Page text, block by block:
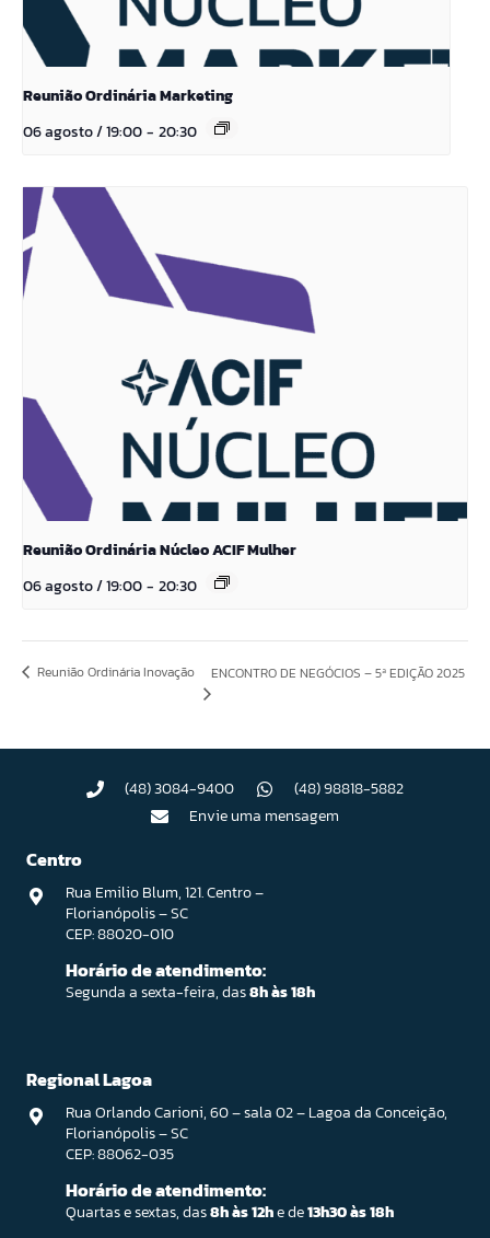
Reunião Ordinária Marketing
06 agosto / 19:00- 20:30
Reunião Ordinária Núcleo ACIF Mulher
06 agosto / 19:00- 20:30
Reunião Ordinária Inovação ENCONTRO DE NEGÓCIOS – 5ª EDIÇÃO 2025
(48) 3084-9400
(48) 98818-5882
Envie uma mensagem
Centro
Rua Emilio Blum, 121. Centro –
Florianópolis – SC
CEP: 88020-010
Horário de atendimento:
Segunda a sexta-feira, das8h às 18h
Regional Lagoa
Rua Orlando Carioni, 60 – sala 02 – Lagoa da Conceição,
Florianópolis – SC
CEP: 88062-035
Horário de atendimento:
Quartas e sextas, das8h às 12he de13h30 às 18h